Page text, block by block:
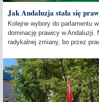
Jak Andaluzja stała się
Kolejne wybory do parlamentu
dominację prawicy w Andaluzji.
radykalnej zmiany, bo przez